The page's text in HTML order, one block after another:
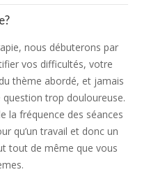
nous débuterons par
vos difficultés, votre
thème abordé, et jamais
trop douloureuse.
la fréquence des séances
qu’un travail et donc un
tout de même que vous